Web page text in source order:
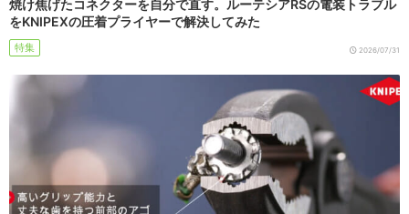
焼け焦げたコネクターを自分で直す。ルーテシアRSの電装トラブル
をKNIPEXの圧着プライヤーで解決してみた
特集 2026/07/31